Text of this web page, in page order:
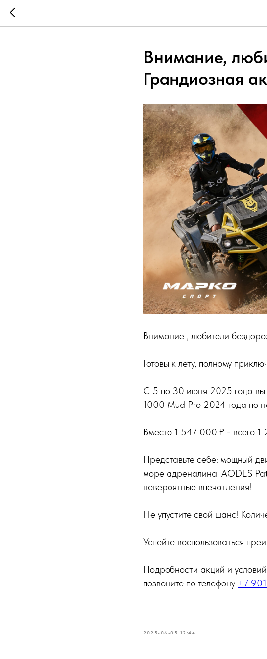
Внимание,
Грандиозная
Внимание , любители
Готовы к лету, полному
С 5 по 30 июня 2025 года вы
1000 Mud Pro 2024 года по
Вместо 1 547 000 ₽ - всего 1
Представьте себе: мощный
море адреналина! AODES
невероятные впечатления!
Не упустите свой шанс!
Успейте воспользоваться
Подробности акций и
позвоните по телефону +7
2025-06-05 12:44